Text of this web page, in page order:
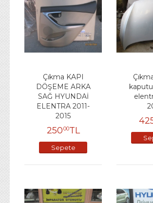
Çıkma KAPI
DÖŞEME ARKA
SAĞ HYUNDAİ
ELENTRA 2011-
2015
25000TL
Sepete